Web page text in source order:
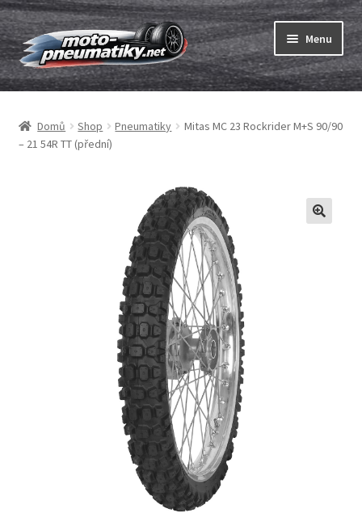
Přeskočit
na
navigaci
Přejít
k
obsahu
webu
Menu
Pneumatiky
Expand
menu
Duše & ráfkové pásky
Expand
menu
Domů Shop Pneumatiky
Mitas MC 23 Rockrider M+S 90/90
– 21 54R TT (přední)